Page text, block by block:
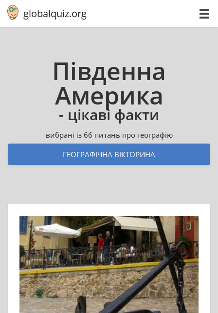
globalquiz.org
Південна
Америка
- цікаві факти
вибрані із 66 питань про географію
ГЕОГРАФІЧНА ВІКТОРИНА